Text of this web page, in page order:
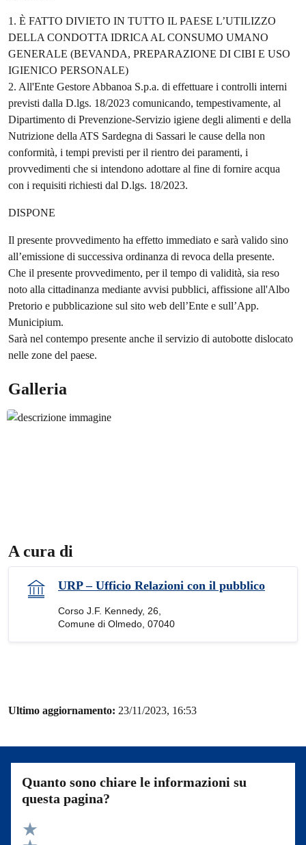
1. È FATTO DIVIETO IN TUTTO IL PAESE L’UTILIZZO
DELLA CONDOTTA IDRICA AL CONSUMO UMANO
GENERALE (BEVANDA, PREPARAZIONE DI CIBI E USO
IGIENICO PERSONALE)
2. All'Ente Gestore Abbanoa S.p.a. di effettuare i controlli interni
previsti dalla D.lgs. 18/2023 comunicando, tempestivamente, al
Dipartimento di Prevenzione-Servizio igiene degli alimenti e della
Nutrizione della ATS Sardegna di Sassari le cause della non
conformità, i tempi previsti per il rientro dei paramenti, i
provvedimenti che si intendono adottare al fine di fornire acqua
con i requisiti richiesti dal D.lgs. 18/2023.
DISPONE
Il presente provvedimento ha effetto immediato e sarà valido sino
all’emissione di successiva ordinanza di revoca della presente.
Che il presente provvedimento, per il tempo di validità, sia reso
noto alla cittadinanza mediante avvisi pubblici, affissione all'Albo
Pretorio e pubblicazione sul sito web dell’Ente e sull’App.
Municipium.
Sarà nel contempo presente anche il servizio di autobotte dislocato
nelle zone del paese.
Galleria
A cura di
URP – Ufficio Relazioni con il pubblico
Corso J.F. Kennedy, 26,
Comune di Olmedo, 07040
Ultimo aggiornamento: 23/11/2023, 16:53
Quanto sono chiare le informazioni su
questa pagina?